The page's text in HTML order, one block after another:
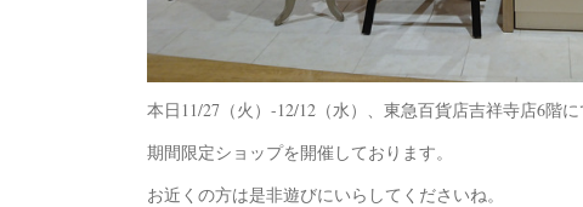
本日11/27（火）-12/12（水）、東急百貨店吉祥寺店6階
期間限定ショップを開催しております。
お近くの方は是非遊びにいらしてくださいね。